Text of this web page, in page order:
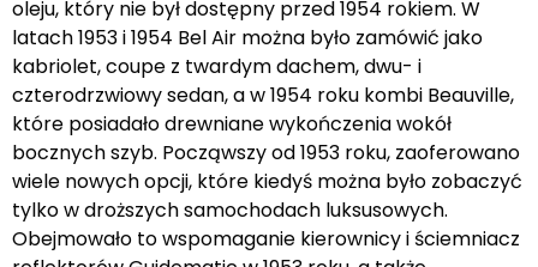
oleju, który nie był dostępny przed 1954 rokiem. W
latach 1953 i 1954 Bel Air można było zamówić jako
kabriolet, coupe z twardym dachem, dwu- i
czterodrzwiowy sedan, a w 1954 roku kombi Beauville,
które posiadało drewniane wykończenia wokół
bocznych szyb. Począwszy od 1953 roku, zaoferowano
wiele nowych opcji, które kiedyś można było zobaczyć
tylko w droższych samochodach luksusowych.
Obejmowało to wspomaganie kierownicy i ściemniacz